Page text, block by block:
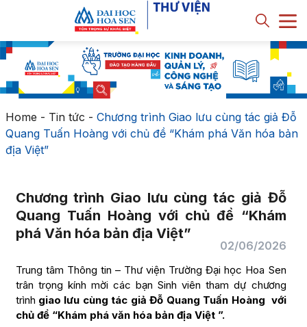
Home - Tin tức - Chương trình Giao lưu cùng tác giả Đỗ
Quang Tuấn Hoàng với chủ đề “Khám phá Văn hóa bản
địa Việt”
Chương trình Giao lưu cùng tác giả Đỗ
Quang Tuấn Hoàng với chủ đề “Khám
phá Văn hóa bản địa Việt”
02/06/2026
Trung tâm Thông tin – Thư viện Trường Đại học Hoa Sen
trân trọng kính mời các bạn Sinh viên tham dự chương
trình giao lưu cùng tác giả Đỗ Quang Tuấn Hoàng với
chủ đề “Khám phá văn hóa bản địa Việt ”.